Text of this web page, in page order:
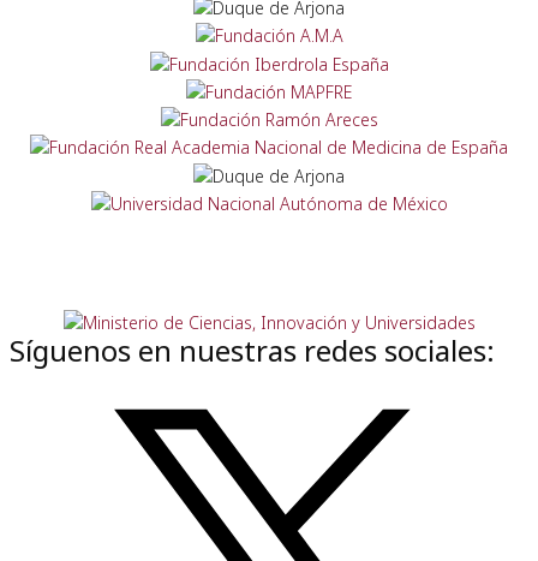
Síguenos en nuestras redes sociales: